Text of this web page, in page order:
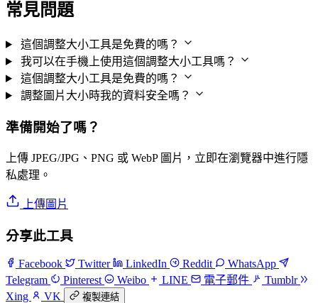
常見問題
這個調整大小工具是免費的嗎？
我可以在手機上使用這個調整大小工具嗎？
這個調整大小工具是免費的嗎？
調整圖片大小時我的資料安全嗎？
準備開始了嗎？
上傳 JPEG/JPG、PNG 或 WebP 圖片，立即在瀏覽器中進行隱
私處理。
上傳圖片
分享此工具
Facebook Twitter LinkedIn Reddit
WhatsApp
Telegram
Pinterest Weibo LINE 電子郵件
Tumblr
Xing
VK 複製連結